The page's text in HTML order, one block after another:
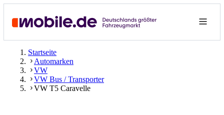
Startseite
Automarken
VW
VW Bus / Transporter
VW T5 Caravelle